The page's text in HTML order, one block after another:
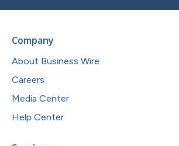
Company
About Business Wire
Careers
Media Center
Help Center